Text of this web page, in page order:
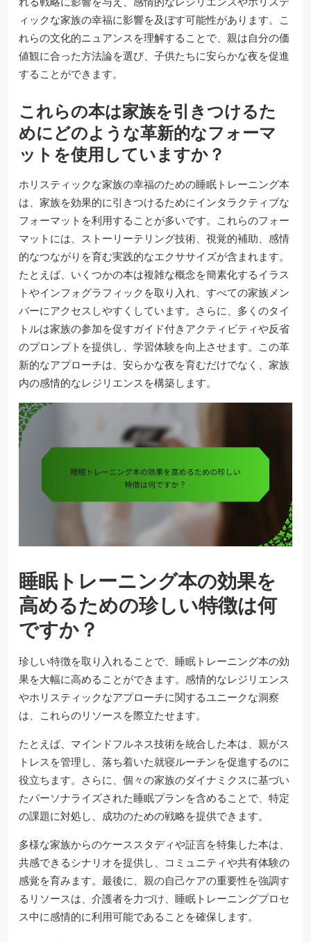
ィックな家族の幸福に影響を及ぼす可能性があります。こ
れらの文化的ニュアンスを理解することで、親は自分の価
値観に合った方法論を選び、子供たちに安らかな夜を促進
することができます。
これらの本は家族を引きつけるた
めにどのような革新的なフォーマ
ットを使用していますか？
ホリスティックな家族の幸福のための睡眠トレーニング本
は、家族を効果的に引きつけるためにインタラクティブな
フォーマットを利用することが多いです。これらのフォー
マットには、ストーリーテリング技術、視覚的補助、感情
的なつながりを育む実践的なエクササイズが含まれます。
たとえば、いくつかの本は複雑な概念を簡素化するイラス
トやインフォグラフィックを取り入れ、すべての家族メン
バーにアクセスしやすくしています。さらに、多くのタイ
トルは家族の参加を促すガイド付きアクティビティや反省
のプロンプトを提供し、学習体験を向上させます。この革
新的なアプローチは、安らかな夜を育むだけでなく、家族
内の感情的なレジリエンスを構築します。
睡眠トレーニング本の効果を
高めるための珍しい特徴は何
ですか？
珍しい特徴を取り入れることで、睡眠トレーニング本の効
果を大幅に高めることができます。感情的なレジリエンス
やホリスティックなアプローチに関するユニークな洞察
は、これらのリソースを際立たせます。
たとえば、マインドフルネス技術を統合した本は、親がス
トレスを管理し、落ち着いた就寝ルーチンを促進するのに
役立ちます。さらに、個々の家族のダイナミクスに基づい
たパーソナライズされた睡眠プランを含めることで、特定
の課題に対処し、成功のための戦略を提供できます。
多様な家族からのケーススタディや証言を特集した本は、
共感できるシナリオを提供し、コミュニティや共有体験の
感覚を育みます。最後に、親の自己ケアの重要性を強調す
るリソースは、介護者を力づけ、睡眠トレーニングプロセ
ス中に感情的に利用可能であることを確保します。